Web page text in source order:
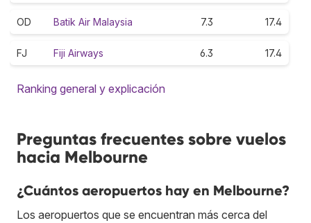
OD Batik Air Malaysia 7.3 17.4
FJ Fiji Airways 6.3 17.4
Ranking general y explicación
Preguntas frecuentes sobre vuelos
hacia Melbourne
¿Cuántos aeropuertos hay en Melbourne?
Los aeropuertos que se encuentran más cerca del